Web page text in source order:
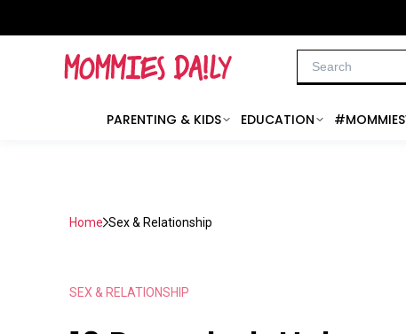
PARENTING & KIDS EDUCATION
Home Sex & Relationship
SEX & RELATIONSHIP